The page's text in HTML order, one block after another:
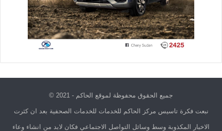
جميع الحقوق محفوظة لموقع الحاكم - 2021 ©
نبعت فكرة تاسيس مركز الحاكم للخدمات للخدمات الصحفية بعد ان كثرت
الاخبار المكذوبة وسط وسائل التواصل الاجتماعي فكان لابد من انشاء وعاء